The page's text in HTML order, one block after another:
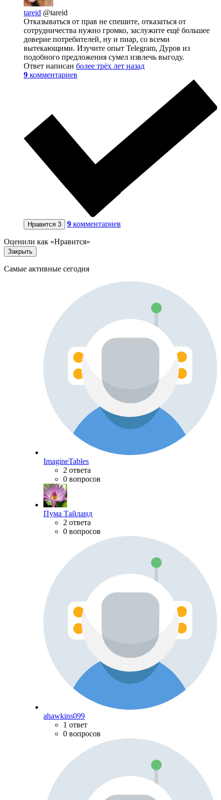
tareid @tareid
Отказываться от прав не спешите, отказаться от
сотрудничества нужно громко, заслужите ещё большее
доверие потребителей, ну и пиар, со всеми
вытекающими. Изучите опыт Telegram, Дуров из
подобного предложения сумел извлечь выгоду.
Ответ написан более трёх лет назад
9 комментариев
Нравится 3 9 комментариев
Оценили как «Нравится»
Закрыть
Самые активные сегодня
ImagineTables
2 ответа
0 вопросов
Пума Тайланд
2 ответа
0 вопросов
ahawkins099
1 ответ
0 вопросов